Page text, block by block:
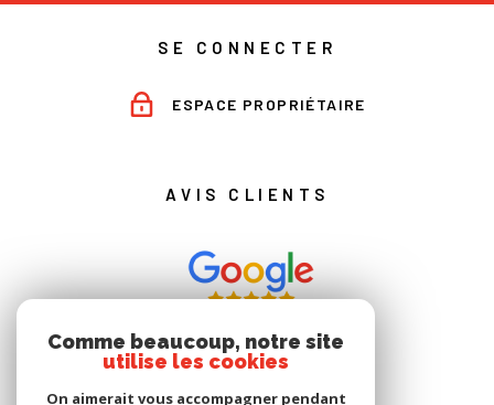
SE CONNECTER
ESPACE PROPRIÉTAIRE
AVIS CLIENTS
Comme beaucoup, notre site
utilise les cookies
On aimerait vous accompagner pendant